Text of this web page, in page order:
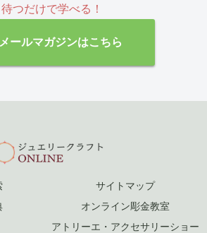
待つだけで学べる！
ールマガジンはこちら
サイトマップ
オンライン彫金教室
アトリーエ・アクセサリーショー